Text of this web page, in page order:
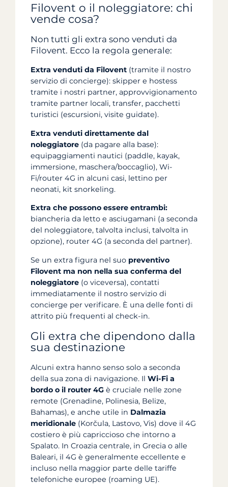
Filovent o il noleggiatore: chi
vende cosa?
Non tutti gli extra sono venduti da
Filovent. Ecco la regola generale:
Extra venduti da Filovent (tramite il nostro
servizio di concierge): skipper e hostess
tramite i nostri partner, approvvigionamento
tramite partner locali, transfer, pacchetti
turistici (escursioni, visite guidate).
Extra venduti direttamente dal
noleggiatore (da pagare alla base):
equipaggiamenti nautici (paddle, kayak,
immersione, maschera/boccaglio), Wi-
Fi/router 4G in alcuni casi, lettino per
neonati, kit snorkeling.
Extra che possono essere entrambi:
biancheria da letto e asciugamani (a seconda
del noleggiatore, talvolta inclusi, talvolta in
opzione), router 4G (a seconda del partner).
Se un extra figura nel suo preventivo
Filovent ma non nella sua conferma del
noleggiatore (o viceversa), contatti
immediatamente il nostro servizio di
concierge per verificare. È una delle fonti di
attrito più frequenti al check-in.
Gli extra che dipendono dalla
sua destinazione
Alcuni extra hanno senso solo a seconda
della sua zona di navigazione. Il Wi-Fi a
bordo o il router 4G è cruciale nelle zone
remote (Grenadine, Polinesia, Belize,
Bahamas), e anche utile in Dalmazia
meridionale (Korčula, Lastovo, Vis) dove il 4G
costiero è più capriccioso che intorno a
Spalato. In Croazia centrale, in Grecia o alle
Baleari, il 4G è generalmente eccellente e
incluso nella maggior parte delle tariffe
telefoniche europee (roaming UE).